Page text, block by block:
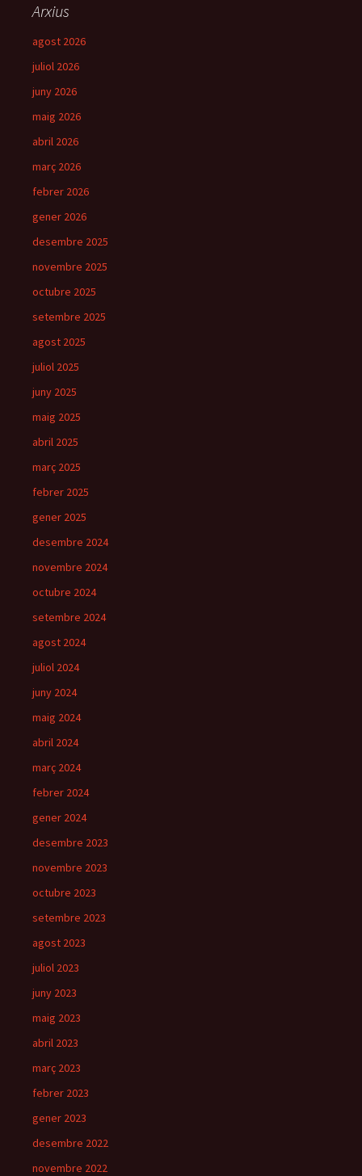
Arxius
agost 2026
juliol 2026
juny 2026
maig 2026
abril 2026
març 2026
febrer 2026
gener 2026
desembre 2025
novembre 2025
octubre 2025
setembre 2025
agost 2025
juliol 2025
juny 2025
maig 2025
abril 2025
març 2025
febrer 2025
gener 2025
desembre 2024
novembre 2024
octubre 2024
setembre 2024
agost 2024
juliol 2024
juny 2024
maig 2024
abril 2024
març 2024
febrer 2024
gener 2024
desembre 2023
novembre 2023
octubre 2023
setembre 2023
agost 2023
juliol 2023
juny 2023
maig 2023
abril 2023
març 2023
febrer 2023
gener 2023
desembre 2022
novembre 2022